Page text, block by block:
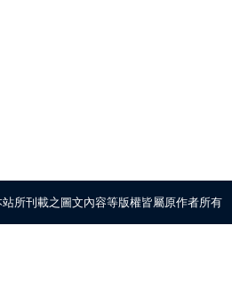
站所刊載之圖文內容等版權皆屬原作者所有